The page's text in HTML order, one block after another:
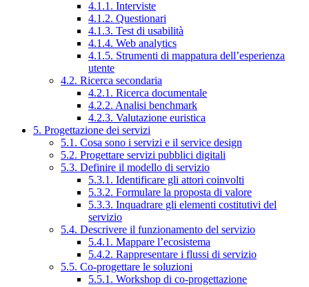
4.1.1. Interviste
4.1.2. Questionari
4.1.3. Test di usabilità
4.1.4. Web analytics
4.1.5. Strumenti di mappatura dell’esperienza
utente
4.2. Ricerca secondaria
4.2.1. Ricerca documentale
4.2.2. Analisi benchmark
4.2.3. Valutazione euristica
5. Progettazione dei servizi
5.1. Cosa sono i servizi e il service design
5.2. Progettare servizi pubblici digitali
5.3. Definire il modello di servizio
5.3.1. Identificare gli attori coinvolti
5.3.2. Formulare la proposta di valore
5.3.3. Inquadrare gli elementi costitutivi del
servizio
5.4. Descrivere il funzionamento del servizio
5.4.1. Mappare l’ecosistema
5.4.2. Rappresentare i flussi di servizio
5.5. Co-progettare le soluzioni
5.5.1. Workshop di co-progettazione